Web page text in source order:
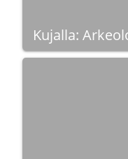
Kujalla: